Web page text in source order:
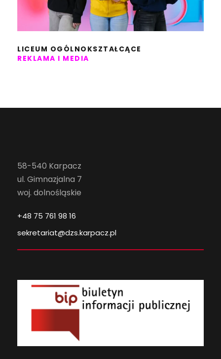
LICEUM OGÓLNOKSZTAŁCĄCE
REKLAMA I MEDIA
58-540 Karpacz
ul. Gimnazjalna 7
woj. dolnośląskie
+48 75 761 98 16
sekretariat@dzs.karpacz.pl